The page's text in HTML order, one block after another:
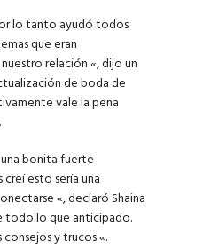
lo tanto ayudó todos
que eran
relación «, dijo un
de boda de
vale la pena
bonita fuerte
esto sería una
«, declaró Shaina
todo lo que anticipado.
y trucos «.